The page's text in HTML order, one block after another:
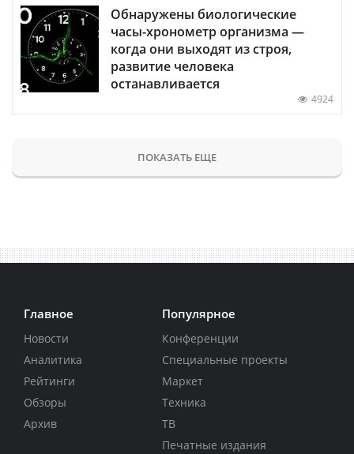
Обнаружены биологические
часы-хронометр организма —
когда они выходят из строя,
развитие человека
останавливается
4924
ПОКАЗАТЬ ЕЩЕ
Главное
Новости
Аналитика
Рейтинги
Обзоры
Архив
Популярное
Конференции
Специальные проекты
Маркет
Техника
ТВ
Печатные издания